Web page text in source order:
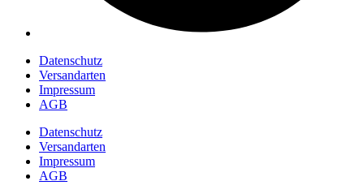
Datenschutz
Versandarten
Impressum
AGB
Datenschutz
Versandarten
Impressum
AGB